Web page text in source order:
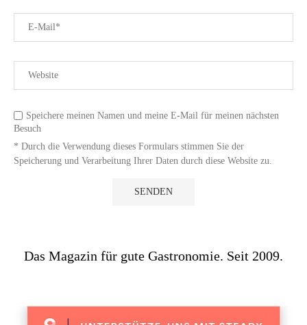
Speichere meinen Namen und meine E-Mail für meinen nächsten
Besuch
* Durch die Verwendung dieses Formulars stimmen Sie der
Speicherung und Verarbeitung Ihrer Daten durch diese Website zu.
Das Magazin für gute Gastronomie. Seit 2009.